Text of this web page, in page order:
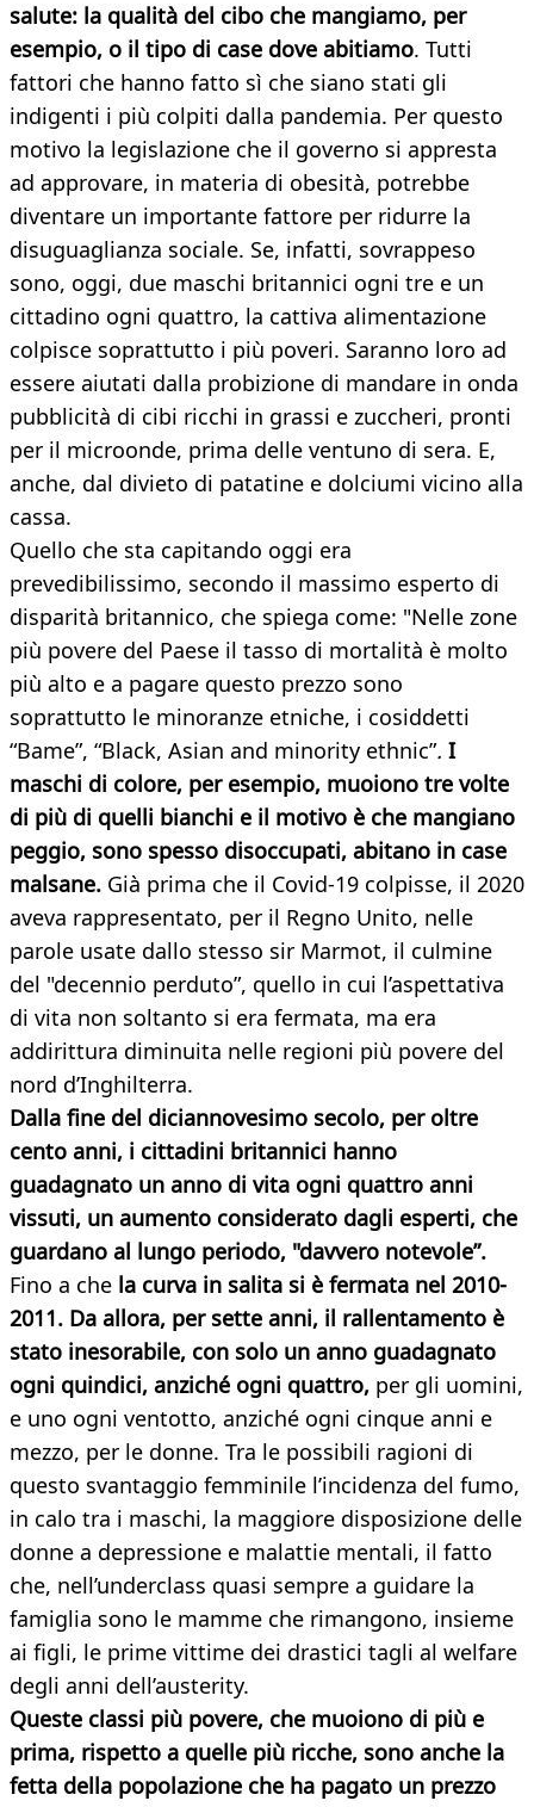
salute: la qualità del cibo che mangiamo, per
esempio, o il tipo di case dove abitiamo. Tutti
fattori che hanno fatto sì che siano stati gli
indigenti i più colpiti dalla pandemia. Per questo
motivo la legislazione che il governo si appresta
ad approvare, in materia di obesità, potrebbe
diventare un importante fattore per ridurre la
disuguaglianza sociale. Se, infatti, sovrappeso
sono, oggi, due maschi britannici ogni tre e un
cittadino ogni quattro, la cattiva alimentazione
colpisce soprattutto i più poveri. Saranno loro ad
essere aiutati dalla probizione di mandare in onda
pubblicità di cibi ricchi in grassi e zuccheri, pronti
per il microonde, prima delle ventuno di sera. E,
anche, dal divieto di patatine e dolciumi vicino alla
cassa.
Quello che sta capitando oggi era
prevedibilissimo, secondo il massimo esperto di
disparità britannico, che spiega come: "Nelle zone
più povere del Paese il tasso di mortalità è molto
più alto e a pagare questo prezzo sono
soprattutto le minoranze etniche, i cosiddetti
“Bame”, “Black, Asian and minority ethnic”. I
maschi di colore, per esempio, muoiono tre volte
di più di quelli bianchi e il motivo è che mangiano
peggio, sono spesso disoccupati, abitano in case
malsane. Già prima che il Covid-19 colpisse, il 2020
aveva rappresentato, per il Regno Unito, nelle
parole usate dallo stesso sir Marmot, il culmine
del "decennio perduto”, quello in cui l’aspettativa
di vita non soltanto si era fermata, ma era
addirittura diminuita nelle regioni più povere del
nord d’Inghilterra.
Dalla fine del diciannovesimo secolo, per oltre
cento anni, i cittadini britannici hanno
guadagnato un anno di vita ogni quattro anni
vissuti, un aumento considerato dagli esperti, che
guardano al lungo periodo, "davvero notevole”.
Fino a che la curva in salita si è fermata nel 2010-
2011. Da allora, per sette anni, il rallentamento è
stato inesorabile, con solo un anno guadagnato
ogni quindici, anziché ogni quattro, per gli uomini,
e uno ogni ventotto, anziché ogni cinque anni e
mezzo, per le donne. Tra le possibili ragioni di
questo svantaggio femminile l’incidenza del fumo,
in calo tra i maschi, la maggiore disposizione delle
donne a depressione e malattie mentali, il fatto
che, nell’underclass quasi sempre a guidare la
famiglia sono le mamme che rimangono, insieme
ai figli, le prime vittime dei drastici tagli al welfare
degli anni dell’austerity.
Queste classi più povere, che muoiono di più e
prima, rispetto a quelle più ricche, sono anche la
fetta della popolazione che ha pagato un prezzo